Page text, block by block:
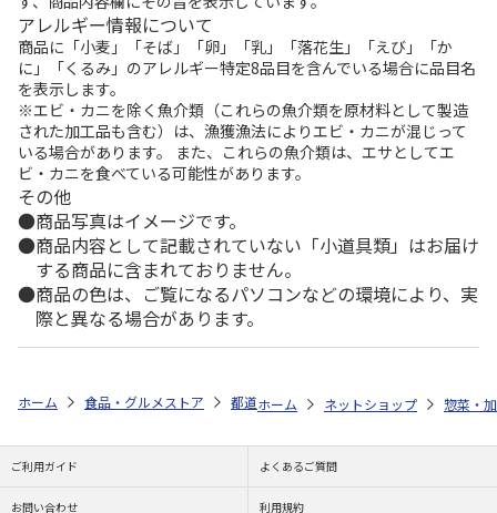
アレルギー情報について
商品に「小麦」「そば」「卵」「乳」「落花生」「えび」「か
に」「くるみ」のアレルギー特定8品目を含んでいる場合に品目名
を表示します。
※エビ・カニを除く魚介類（これらの魚介類を原材料として製造
された加工品も含む）は、漁獲漁法によりエビ・カニが混じって
いる場合があります。 また、これらの魚介類は、エサとしてエ
ビ・カニを食べている可能性があります。
その他
商品写真はイメージです。
商品内容として記載されていない「小道具類」はお届け
する商品に含まれておりません。
商品の色は、ご覧になるパソコンなどの環境により、実
際と異なる場合があります。
ホーム 食品・グルメストア 都道府県から探す 石川県 杉野屋与
ホーム ネットショップ 惣菜・
ご利用ガイド よくあるご質問
お問い合わせ 利用規約